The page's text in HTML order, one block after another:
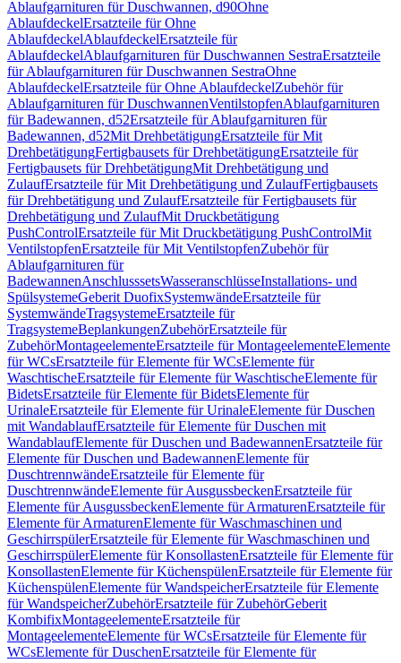
Ablaufgarnituren für Duschwannen, d90Ohne
AblaufdeckelErsatzteile für Ohne
AblaufdeckelAblaufdeckelErsatzteile für
AblaufdeckelAblaufgarnituren für Duschwannen SestraErsatzteile
für Ablaufgarnituren für Duschwannen SestraOhne
AblaufdeckelErsatzteile für Ohne AblaufdeckelZubehör für
Ablaufgarnituren für DuschwannenVentilstopfenAblaufgarnituren
für Badewannen, d52Ersatzteile für Ablaufgarnituren für
Badewannen, d52Mit DrehbetätigungErsatzteile für Mit
DrehbetätigungFertigbausets für DrehbetätigungErsatzteile für
Fertigbausets für DrehbetätigungMit Drehbetätigung und
ZulaufErsatzteile für Mit Drehbetätigung und ZulaufFertigbausets
für Drehbetätigung und ZulaufErsatzteile für Fertigbausets für
Drehbetätigung und ZulaufMit Druckbetätigung
PushControlErsatzteile für Mit Druckbetätigung PushControlMit
VentilstopfenErsatzteile für Mit VentilstopfenZubehör für
Ablaufgarnituren für
BadewannenAnschlusssetsWasseranschlüsseInstallations- und
SpülsystemeGeberit DuofixSystemwändeErsatzteile für
SystemwändeTragsystemeErsatzteile für
TragsystemeBeplankungenZubehörErsatzteile für
ZubehörMontageelementeErsatzteile für MontageelementeElemente
für WCsErsatzteile für Elemente für WCsElemente für
WaschtischeErsatzteile für Elemente für WaschtischeElemente für
BidetsErsatzteile für Elemente für BidetsElemente für
UrinaleErsatzteile für Elemente für UrinaleElemente für Duschen
mit WandablaufErsatzteile für Elemente für Duschen mit
WandablaufElemente für Duschen und BadewannenErsatzteile für
Elemente für Duschen und BadewannenElemente für
DuschtrennwändeErsatzteile für Elemente für
DuschtrennwändeElemente für AusgussbeckenErsatzteile für
Elemente für AusgussbeckenElemente für ArmaturenErsatzteile für
Elemente für ArmaturenElemente für Waschmaschinen und
GeschirrspülerErsatzteile für Elemente für Waschmaschinen und
GeschirrspülerElemente für KonsollastenErsatzteile für Elemente für
KonsollastenElemente für KüchenspülenErsatzteile für Elemente für
KüchenspülenElemente für WandspeicherErsatzteile für Elemente
für WandspeicherZubehörErsatzteile für ZubehörGeberit
KombifixMontageelementeErsatzteile für
MontageelementeElemente für WCsErsatzteile für Elemente für
WCsElemente für DuschenErsatzteile für Elemente für